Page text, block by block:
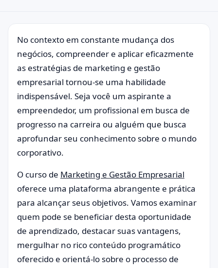
No contexto em constante mudança dos
negócios, compreender e aplicar eficazmente
as estratégias de marketing e gestão
empresarial tornou-se uma habilidade
indispensável. Seja você um aspirante a
empreendedor, um profissional em busca de
progresso na carreira ou alguém que busca
aprofundar seu conhecimento sobre o mundo
corporativo.
O curso de Marketing e Gestão Empresarial
oferece uma plataforma abrangente e prática
para alcançar seus objetivos. Vamos examinar
quem pode se beneficiar desta oportunidade
de aprendizado, destacar suas vantagens,
mergulhar no rico conteúdo programático
oferecido e orientá-lo sobre o processo de